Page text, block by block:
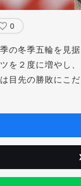
0
の冬季五輪を見
を２度に増やし
目先の勝敗にこ